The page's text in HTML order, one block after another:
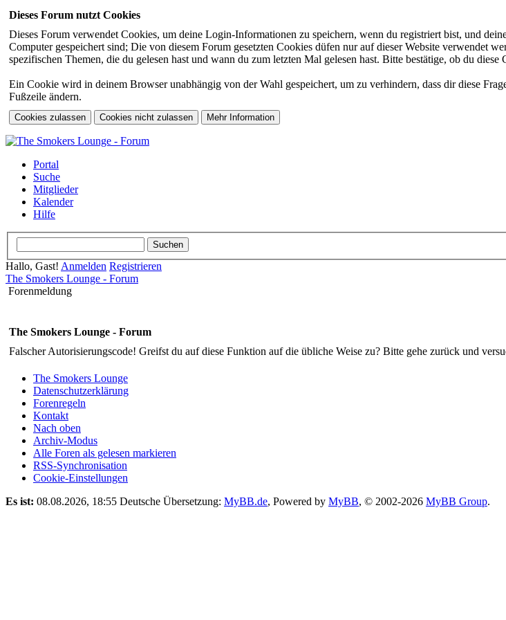
Dieses Forum nutzt Cookies
Dieses Forum verwendet Cookies, um deine Login-Informationen zu speichern, wenn du registriert bist, und
Computer gespeichert sind; Die von diesem Forum gesetzten Cookies düfen nur auf dieser Website verwendet
spezifischen Themen, die du gelesen hast und wann du zum letzten Mal gelesen hast. Bitte bestätige, ob du diese
Ein Cookie wird in deinem Browser unabhängig von der Wahl gespeichert, um zu verhindern, dass dir diese
Fußzeile ändern.
Portal
Suche
Mitglieder
Kalender
Hilfe
Hallo, Gast! Anmelden Registrieren
The Smokers Lounge - Forum
Forenmeldung
The Smokers Lounge - Forum
Falscher Autorisierungscode! Greifst du auf diese Funktion auf die übliche Weise zu? Bitte gehe zurück und
The Smokers Lounge
Datenschutzerklärung
Forenregeln
Kontakt
Nach oben
Archiv-Modus
Alle Foren als gelesen markieren
RSS-Synchronisation
Cookie-Einstellungen
Es ist: 08.08.2026, 18:55 Deutsche Übersetzung: MyBB.de, Powered by MyBB, © 2002-2026 MyBB Group.